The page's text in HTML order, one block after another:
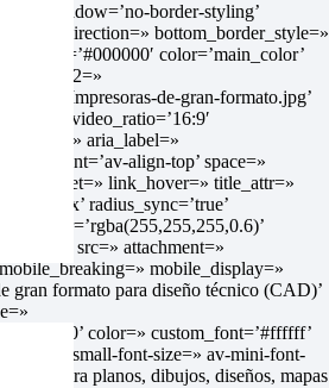
shadow=’no-border-styling’
bottom_border_style=»
color=’main_color’
Impresoras-de-gran-formato.jpg’
video=» video_ratio=’16:9′
aria_label=»
align-top’ space=»
linktarget=» link_hover=» title_attr=»
radius_sync=’true’
src=» attachment=»
mobile_display=»
gran formato para diseño técnico (CAD)’
color=» custom_font=’#ffffff’
av-small-font-size=» av-mini-font-
muestra planos, dibujos, diseños, mapas